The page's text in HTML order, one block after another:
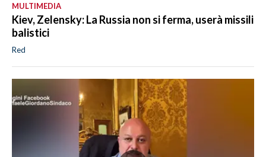
MULTIMEDIA
Kiev, Zelensky: La Russia non si ferma, userà missili
balistici
Red